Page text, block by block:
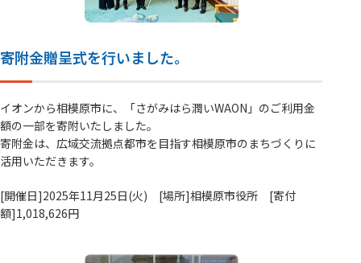
寄附金贈呈式を行いました。
イオンから相模原市に、「さがみはら潤いWAON」のご利用金
額の一部を寄附いたしました。
寄附金は、広域交流拠点都市を目指す相模原市のまちづくりに
活用いただきます。
[開催日]2025年11月25日(火) [場所]相模原市役所 [寄付
額]1,018,626円